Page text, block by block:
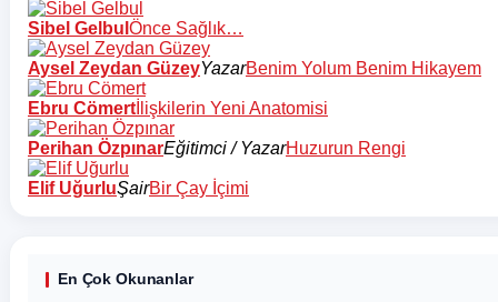
Sibel Gelbul Önce Sağlık…
Aysel Zeydan GüzeyYazarBenim Yolum Benim Hikayem
Ebru Cömert İlişkilerin Yeni Anatomisi
Perihan ÖzpınarEğitimci / YazarHuzurun Rengi
Elif UğurluŞairBir Çay İçimi
En Çok Okunanlar